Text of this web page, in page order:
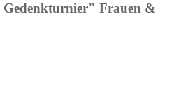
Gedenkturnier" Frauen &